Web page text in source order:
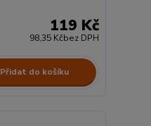
119 Kč
98,35 Kčbez DPH
Přidat do košíku